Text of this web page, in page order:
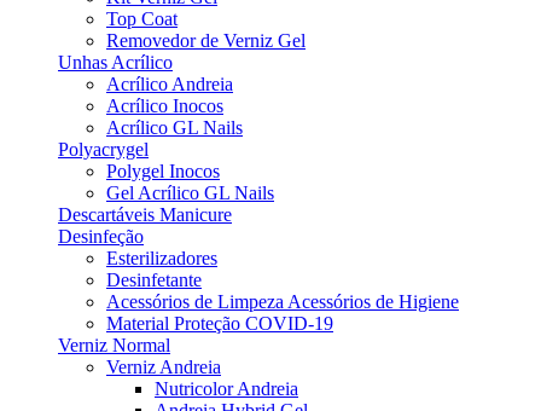
Top Coat
Removedor de Verniz Gel
Unhas Acrílico
Acrílico Andreia
Acrílico Inocos
Acrílico GL Nails
Polyacrygel
Polygel Inocos
Gel Acrílico GL Nails
Descartáveis Manicure
Desinfeção
Esterilizadores
Desinfetante
Acessórios de Limpeza Acessórios de Higiene
Material Proteção COVID-19
Verniz Normal
Verniz Andreia
Nutricolor Andreia